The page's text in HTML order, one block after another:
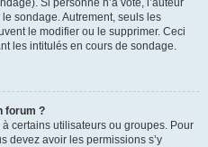
Si personne n’a voté, l’auteur
sondage. Autrement, seuls les
le modifier ou le supprimer. Ceci
les intitulés en cours de sondage.
forum ?
certains utilisateurs ou groupes. Pour
devez avoir les permissions s’y